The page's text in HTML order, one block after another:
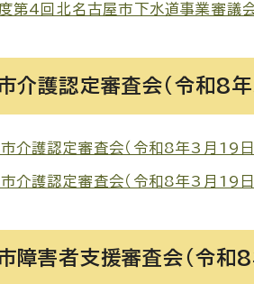
第4回北名古屋市下水道事業審議
介護認定審査会（令和8
介護認定審査会（令和8年3月19
介護認定審査会（令和8年3月19
障害者支援審査会（令和